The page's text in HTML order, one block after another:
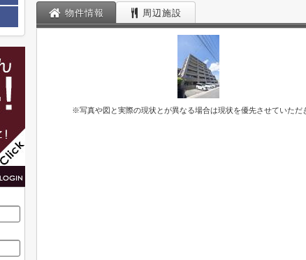
物件情報 周辺施設
※写真や図と実際の現状とが異なる場合は現状を優先させていただ